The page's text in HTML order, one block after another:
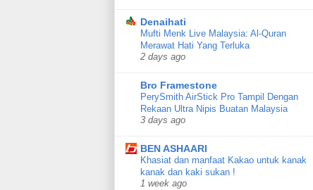
Denaihati
Mufti Menk Live Malaysia: Al-Quran
Merawat Hati Yang Terluka
2 days ago
Bro Framestone
PerySmith AirStick Pro Tampil Dengan
Rekaan Ultra Nipis Buatan Malaysia
3 days ago
BEN ASHAARI
Khasiat dan manfaat Kakao untuk kanak
kanak dan kaki sukan !
1 week ago